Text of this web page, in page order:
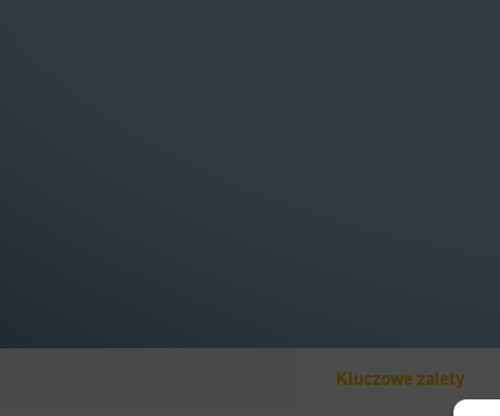
Kluczowe zalety